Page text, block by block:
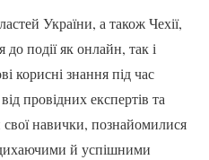
України, а також Чехії,
події як онлайн, так і
корисні знання під час
провідних експертів та
навички, познайомилися
й успішними